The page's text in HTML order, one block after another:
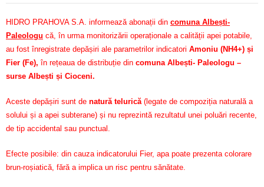
HIDRO PRAHOVA S.A. informează abonații din comuna Albești-
Paleologu că, în urma monitorizării operaționale a calității apei potabile,
au fost înregistrate depășiri ale parametrilor indicatori Amoniu (NH4+) și
Fier (Fe), în rețeaua de distribuție din comuna Albești- Paleologu –
surse Albești și Cioceni.
Aceste depășiri sunt de natură telurică (legate de compoziția naturală a
solului și a apei subterane) și nu reprezintă rezultatul unei poluări recente,
de tip accidental sau punctual.
Efecte posibile: din cauza indicatorului Fier, apa poate prezenta colorare
brun-roșiatică, fără a implica un risc pentru sănătate.